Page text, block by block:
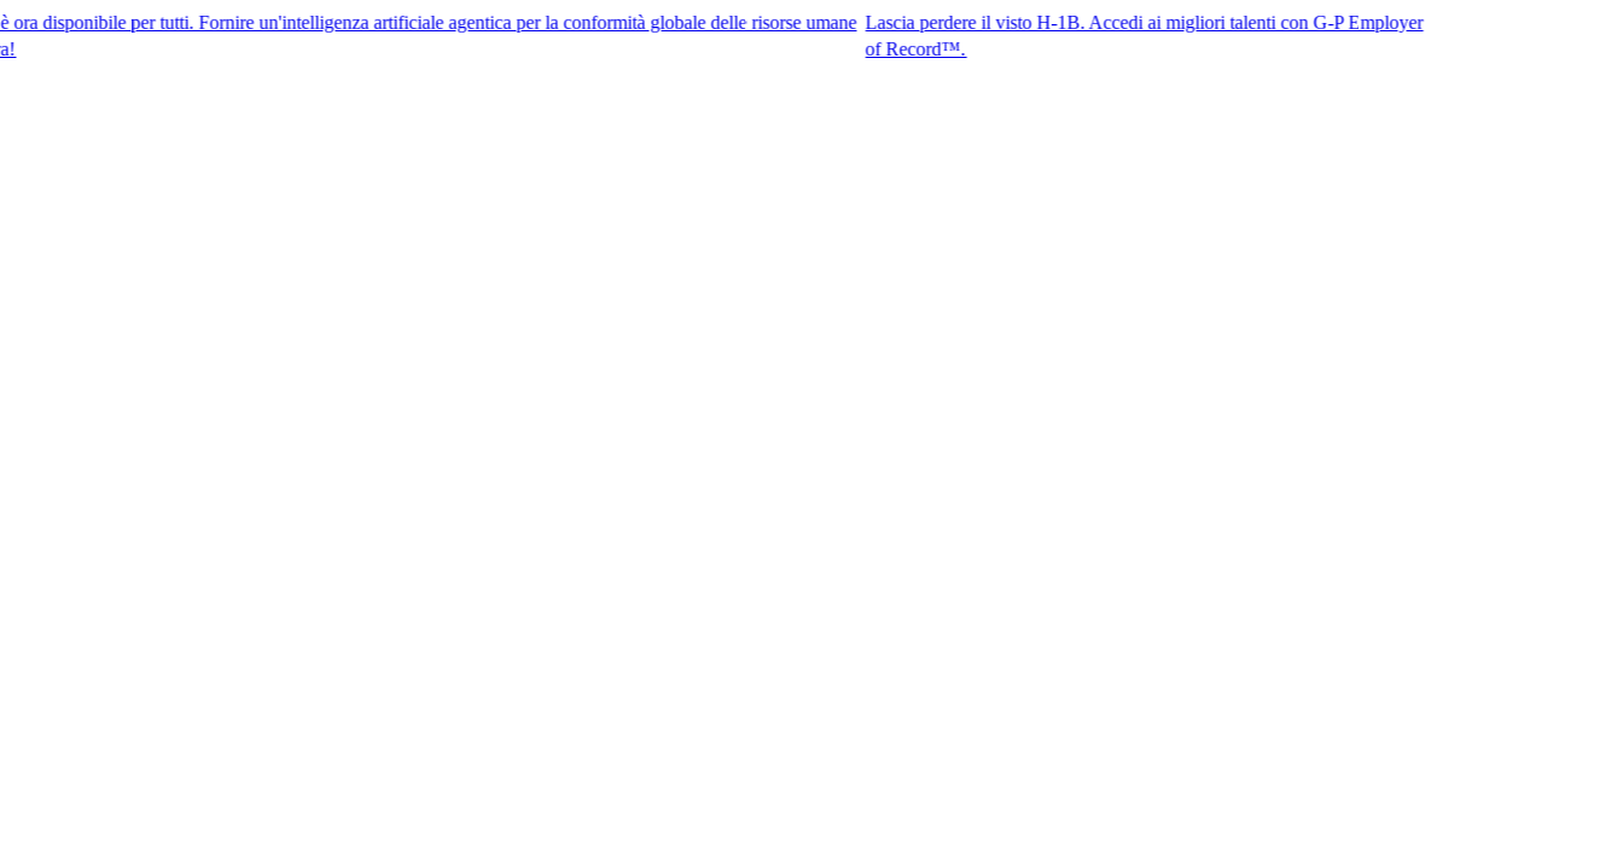
per tutti. Fornire un'intelligenza artificiale agentica per la conformità globale delle risorse umane Lascia perdere il visto H-1B. Accedi ai migliori talenti con G-P Employer
of Record™.​​